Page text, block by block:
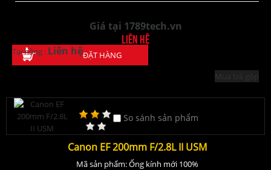
Giá tại 1789tech.vn
Liên hệ
Tại hãng : Liên hệĐẶT HÀNG
So sánh sản phẩm
Canon EF 200mm F/2.8L II USM
Mã sản phẩm: Ống kính mới 100%